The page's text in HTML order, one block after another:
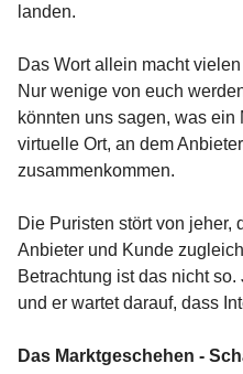
landen.
Das Wort allein macht
Nur wenige von euch
könnten uns sagen, was ein
virtuelle Ort, an dem
zusammenkommen.
Die Puristen stört von jeher,
Anbieter und Kunde
Betrachtung ist das nicht
und er wartet darauf, dass
Das Marktgeschehen -